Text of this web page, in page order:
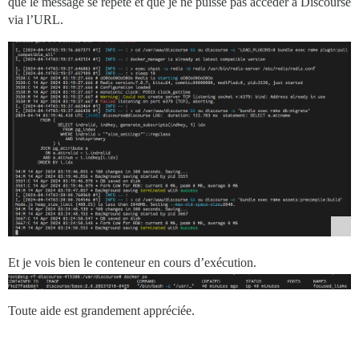
via l’URL.
Et je vois bien le conteneur en cours d’exécution.
Toute aide est grandement appréciée.